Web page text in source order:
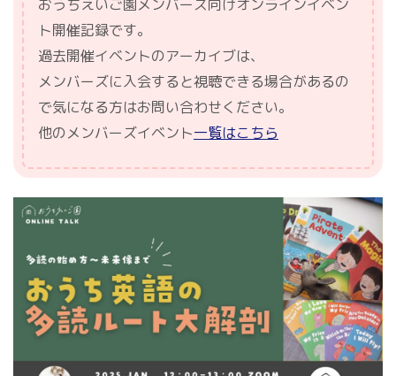
おうちえいご園メンバーズ向けオンラインイベン
ト開催記録です。
過去開催イベントのアーカイブは、
メンバーズに入会すると視聴できる場合があるの
で気になる方はお問い合わせください。
他のメンバーズイベント一覧はこちら